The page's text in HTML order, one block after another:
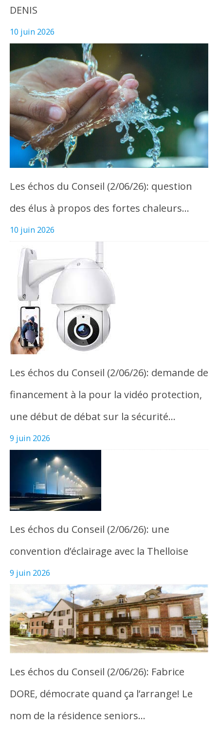
DENIS
10 juin 2026
Les échos du Conseil (2/06/26): question
des élus à propos des fortes chaleurs…
10 juin 2026
Les échos du Conseil (2/06/26): demande de
financement à la pour la vidéo protection,
une début de débat sur la sécurité…
9 juin 2026
Les échos du Conseil (2/06/26): une
convention d’éclairage avec la Thelloise
9 juin 2026
Les échos du Conseil (2/06/26): Fabrice
DORE, démocrate quand ça l’arrange! Le
nom de la résidence seniors…